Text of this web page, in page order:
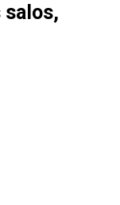
salos,